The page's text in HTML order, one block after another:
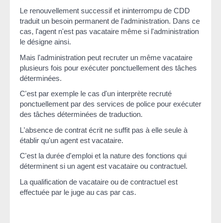
Le renouvellement successif et ininterrompu de CDD
traduit un besoin permanent de l'administration. Dans ce
cas, l'agent n'est pas vacataire même si l'administration
le désigne ainsi.
Mais l'administration peut recruter un même vacataire
plusieurs fois pour exécuter ponctuellement des tâches
déterminées.
C'est par exemple le cas d'un interprète recruté
ponctuellement par des services de police pour exécuter
des tâches déterminées de traduction.
L'absence de contrat écrit ne suffit pas à elle seule à
établir qu'un agent est vacataire.
C'est la durée d'emploi et la nature des fonctions qui
déterminent si un agent est vacataire ou contractuel.
La qualification de vacataire ou de contractuel est
effectuée par le juge au cas par cas.